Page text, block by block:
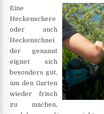
Eine
Heckenschere
oder auch
Heckenschnei
der genannt
eignet sich
besonders gut,
um den Garten
wieder frisch
zu machen,